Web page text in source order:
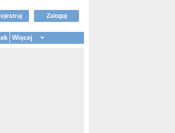
Zaloguj
Więcej